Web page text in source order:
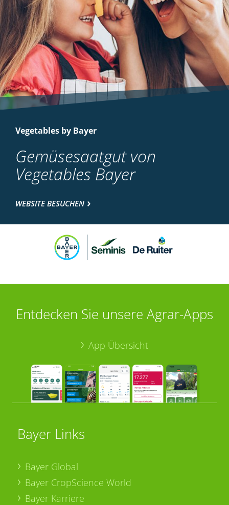
Vegetables by Bayer
Gemüsesaatgut von
Vegetables Bayer
WEBSITE BESUCHEN
Entdecken Sie unsere Agrar-Apps
App Übersicht
Bayer Links
Bayer Global
Bayer CropScience World
Bayer Karriere